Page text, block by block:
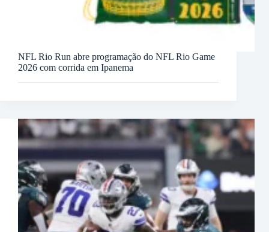
NFL Rio Run abre programação do NFL Rio Game
2026 com corrida em Ipanema